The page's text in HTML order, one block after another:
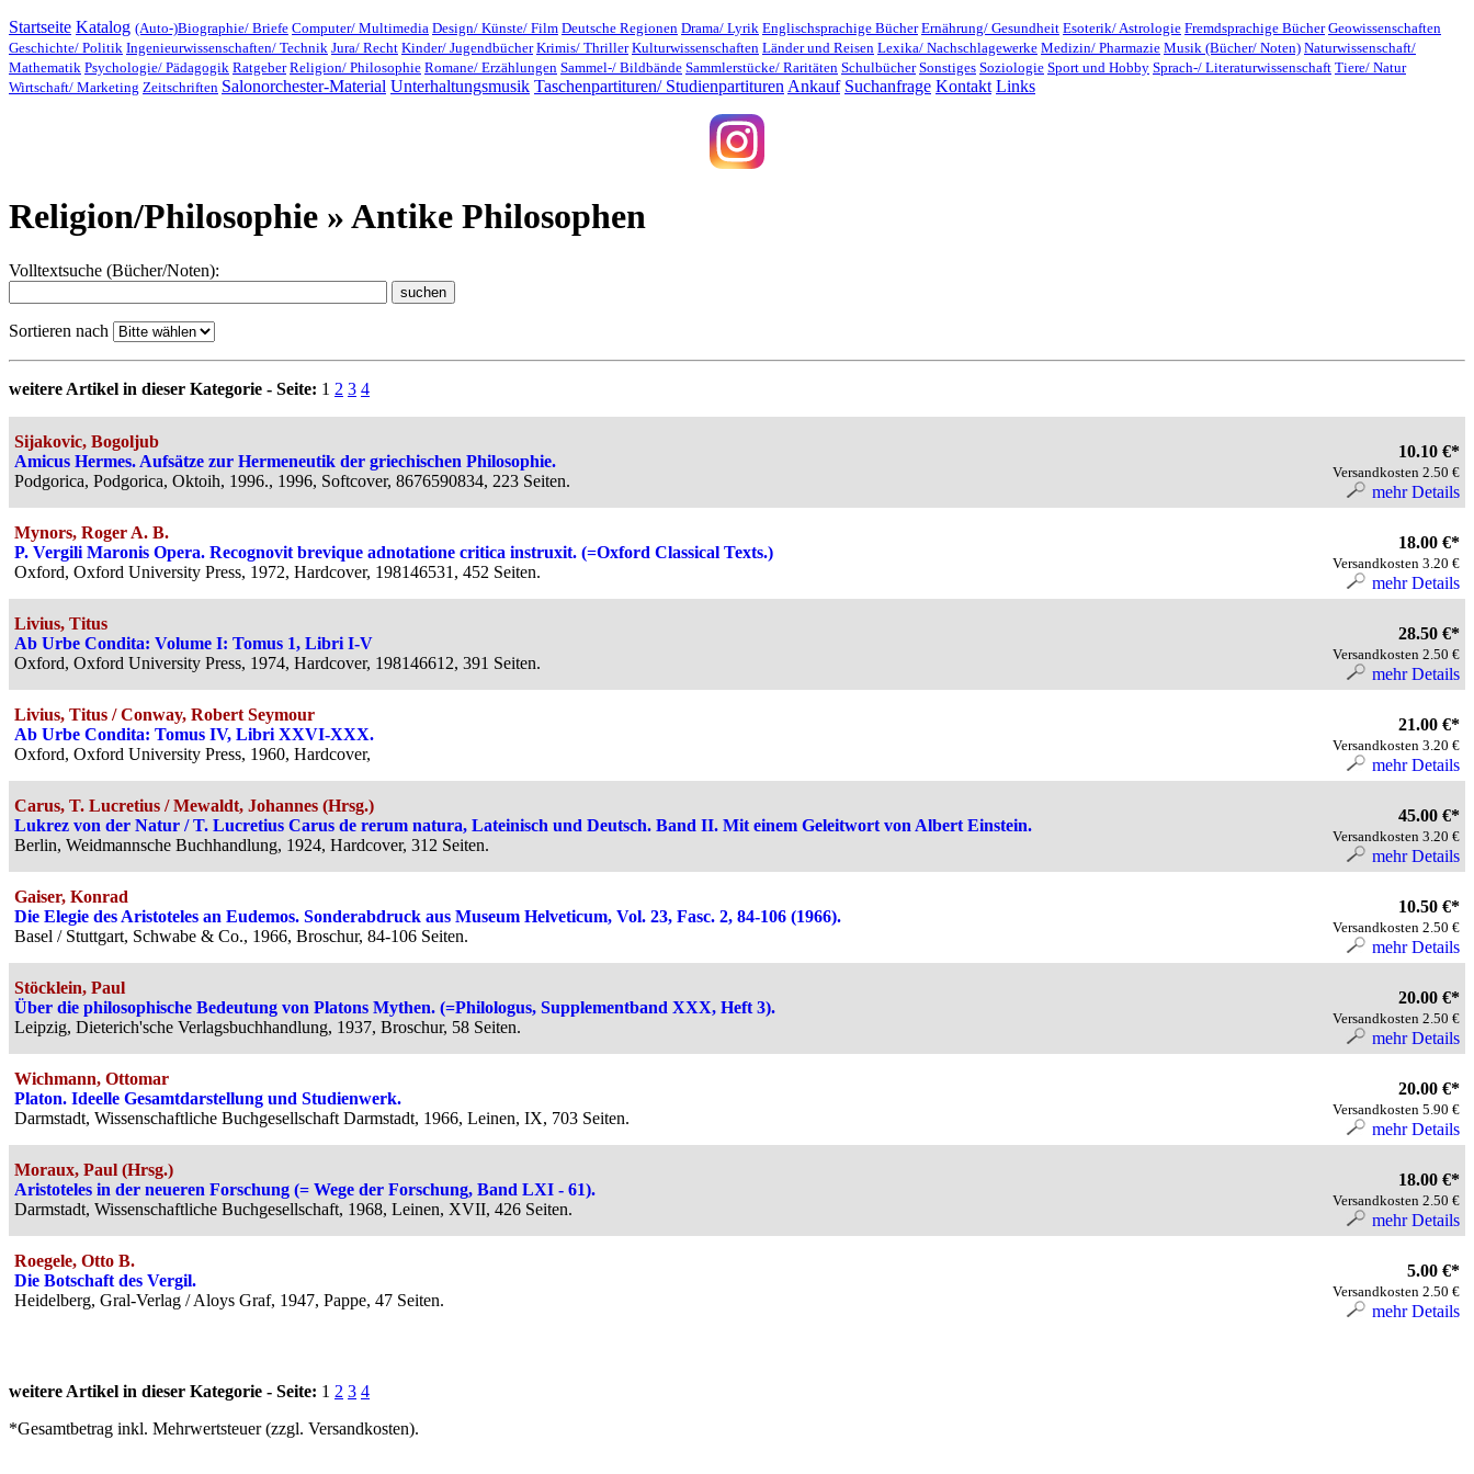
Startseite Katalog (Auto-)Biographie/ Briefe Computer/ Multimedia Design/ Künste/ Film Deutsche Regionen Drama/ Lyrik Englischsprachige Bücher Ernährung/ Gesundheit Esoterik/ Astrologie Fremdsprachige Bücher Geowissenschaften
Geschichte/ Politik Ingenieurwissenschaften/ Technik Jura/ Recht Kinder/ Jugendbücher Krimis/ Thriller Kulturwissenschaften Länder und Reisen Lexika/ Nachschlagewerke Medizin/ Pharmazie Musik (Bücher/ Noten) Naturwissenschaft/
Mathematik Psychologie/ Pädagogik Ratgeber Religion/ Philosophie Romane/ Erzählungen Sammel-/ Bildbände Sammlerstücke/ Raritäten Schulbücher Sonstiges Soziologie Sport und Hobby Sprach-/ Literaturwissenschaft Tiere/ Natur
Wirtschaft/ Marketing Zeitschriften Salonorchester-Material Unterhaltungsmusik Taschenpartituren/ Studienpartituren Ankauf Suchanfrage Kontakt Links
Religion/Philosophie » Antike Philosophen
Volltextsuche (Bücher/Noten):
Sortieren nach
weitere Artikel in dieser Kategorie - Seite: 1 2 3 4
Sijakovic, Bogoljub
Amicus Hermes. Aufsätze zur Hermeneutik der griechischen Philosophie.
Podgorica, Podgorica, Oktoih, 1996., 1996, Softcover, 8676590834, 223 Seiten.
10.10 €*
Versandkosten 2.50 €
mehr Details
Mynors, Roger A. B.
P. Vergili Maronis Opera. Recognovit brevique adnotatione critica instruxit. (=Oxford Classical Texts.)
Oxford, Oxford University Press, 1972, Hardcover, 198146531, 452 Seiten.
18.00 €*
Versandkosten 3.20 €
mehr Details
Livius, Titus
Ab Urbe Condita: Volume I: Tomus 1, Libri I-V
Oxford, Oxford University Press, 1974, Hardcover, 198146612, 391 Seiten.
28.50 €*
Versandkosten 2.50 €
mehr Details
Livius, Titus / Conway, Robert Seymour
Ab Urbe Condita: Tomus IV, Libri XXVI-XXX.
Oxford, Oxford University Press, 1960, Hardcover,
21.00 €*
Versandkosten 3.20 €
mehr Details
Carus, T. Lucretius / Mewaldt, Johannes (Hrsg.)
Lukrez von der Natur / T. Lucretius Carus de rerum natura, Lateinisch und Deutsch. Band II. Mit einem Geleitwort von Albert Einstein.
Berlin, Weidmannsche Buchhandlung, 1924, Hardcover, 312 Seiten.
45.00 €*
Versandkosten 3.20 €
mehr Details
Gaiser, Konrad
Die Elegie des Aristoteles an Eudemos. Sonderabdruck aus Museum Helveticum, Vol. 23, Fasc. 2, 84-106 (1966).
Basel / Stuttgart, Schwabe & Co., 1966, Broschur, 84-106 Seiten.
10.50 €*
Versandkosten 2.50 €
mehr Details
Stöcklein, Paul
Über die philosophische Bedeutung von Platons Mythen. (=Philologus, Supplementband XXX, Heft 3).
Leipzig, Dieterich'sche Verlagsbuchhandlung, 1937, Broschur, 58 Seiten.
20.00 €*
Versandkosten 2.50 €
mehr Details
Wichmann, Ottomar
Platon. Ideelle Gesamtdarstellung und Studienwerk.
Darmstadt, Wissenschaftliche Buchgesellschaft Darmstadt, 1966, Leinen, IX, 703 Seiten.
20.00 €*
Versandkosten 5.90 €
mehr Details
Moraux, Paul (Hrsg.)
Aristoteles in der neueren Forschung (= Wege der Forschung, Band LXI - 61).
Darmstadt, Wissenschaftliche Buchgesellschaft, 1968, Leinen, XVII, 426 Seiten.
18.00 €*
Versandkosten 2.50 €
mehr Details
Roegele, Otto B.
Die Botschaft des Vergil.
Heidelberg, Gral-Verlag / Aloys Graf, 1947, Pappe, 47 Seiten.
5.00 €*
Versandkosten 2.50 €
mehr Details
weitere Artikel in dieser Kategorie - Seite: 1 2 3 4
*Gesamtbetrag inkl. Mehrwertsteuer (zzgl. Versandkosten).